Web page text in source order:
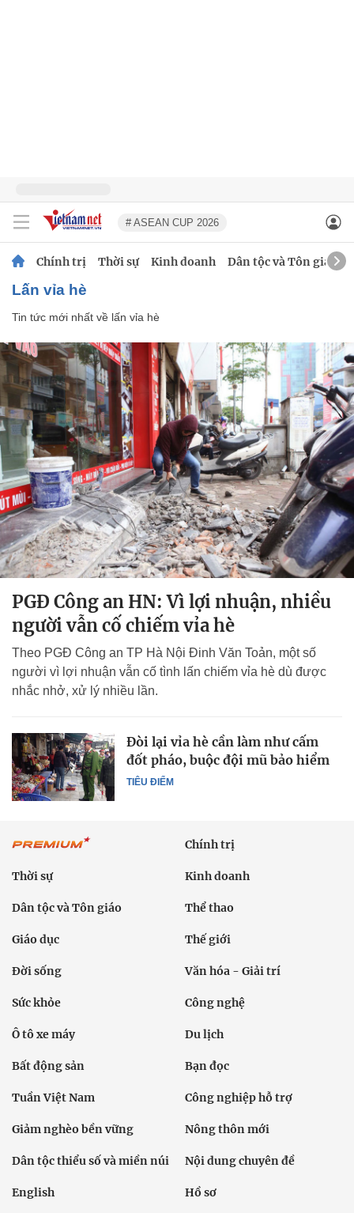
# ASEAN CUP 2026
Chính trị Thời sự Kinh doanh Dân tộc và Tôn giáo
lấn vỉa hè
Tin tức mới nhất về lấn vỉa hè
PGĐ Công an HN: Vì lợi nhuận, nhiều
người vẫn cố chiếm vỉa hè
Theo PGĐ Công an TP Hà Nội Đinh Văn Toản, một số
người vì lợi nhuận vẫn cố tình lấn chiếm vỉa hè dù được
nhắc nhở, xử lý nhiều lần.
TIÊU ĐIỂM
Đòi lại vỉa hè cần làm như cấm
đốt pháo, buộc đội mũ bảo hiểm
Chính trị
Thời sự Kinh doanh
Dân tộc và Tôn giáo Thể thao
Giáo dục Thế giới
Đời sống Văn hóa - Giải trí
Sức khỏe Công nghệ
Ô tô xe máy Du lịch
Bất động sản Bạn đọc
Tuần Việt Nam Công nghiệp hỗ trợ
Giảm nghèo bền vững Nông thôn mới
Dân tộc thiểu số và miền núi Nội dung chuyên đề
English Hồ sơ